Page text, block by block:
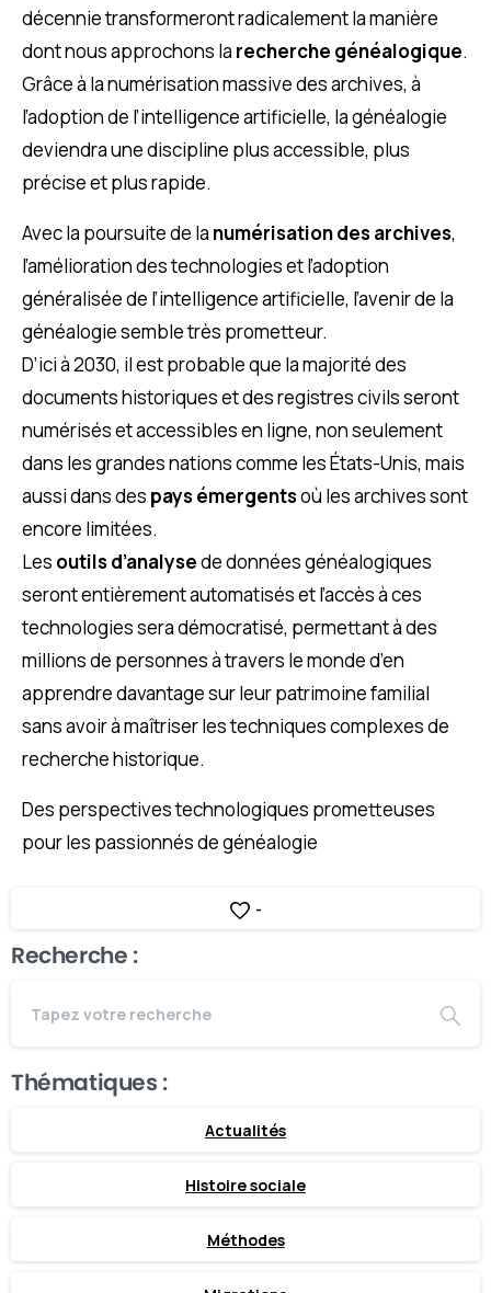
décennie transformeront radicalement la manière
dont nous approchons la recherche généalogique.
Grâce à la numérisation massive des archives, à
l’adoption de l’intelligence artificielle, la généalogie
deviendra une discipline plus accessible, plus
précise et plus rapide.
Avec la poursuite de la numérisation des archives,
l’amélioration des technologies et l’adoption
généralisée de l’intelligence artificielle, l’avenir de la
généalogie semble très prometteur.
D’ici à 2030, il est probable que la majorité des
documents historiques et des registres civils seront
numérisés et accessibles en ligne, non seulement
dans les grandes nations comme les États-Unis, mais
aussi dans des pays émergentsoù les archives sont
encore limitées.
Les outils d’analysede données généalogiques
seront entièrement automatisés et l’accès à ces
technologies sera démocratisé, permettant à des
millions de personnes à travers le monde d’en
apprendre davantage sur leur patrimoine familial
sans avoir à maîtriser les techniques complexes de
recherche historique.
Des perspectives technologiques prometteuses
pour les passionnés de généalogie
-
Recherche :
Thématiques :
Actualités
Histoire sociale
Méthodes